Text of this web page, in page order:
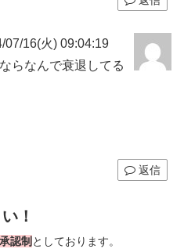
07/16(火) 09:04:19
らなんで衰退してる
返信
！
承認制 としております。